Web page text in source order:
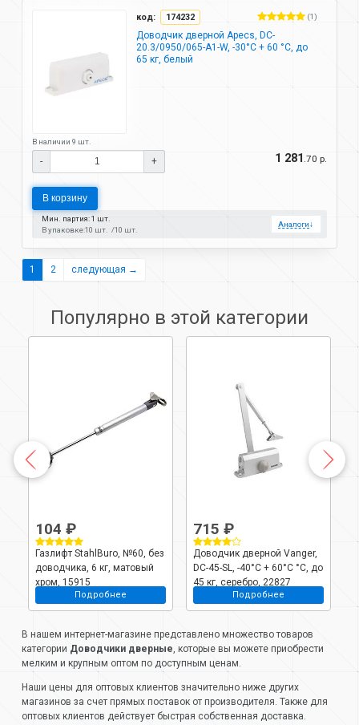
код: 174232 (1)
Доводчик дверной Apecs, DC-
20.3/0950/065-A1-W, -30°C + 60 °C, до
65 кг, белый
В наличии 9 шт.
- + 1 281 .70 р.
В корзину
Мин. партия: 1 шт.
В упаковке:10 шт. 10 шт.
Аналоги↓
1 2 следующая →
Популярно в этой категории
104 ₽
Газлифт StahlBuro, №60, без
доводчика, 6 кг, матовый
хром, 15915
Подробнее
715 ₽
Доводчик дверной Vanger,
DC-45-SL, -40°C + 60°C °C, до
45 кг, серебро, 22827
Подробнее
В нашем интернет-магазине представлено множество товаров
категории Доводчики дверные, которые вы можете приобрести
мелким и крупным оптом по доступным ценам.
Наши цены для оптовых клиентов значительно ниже других
магазинов за счет прямых поставок от производителя. Также для
оптовых клиентов действует быстрая собственная доставка.